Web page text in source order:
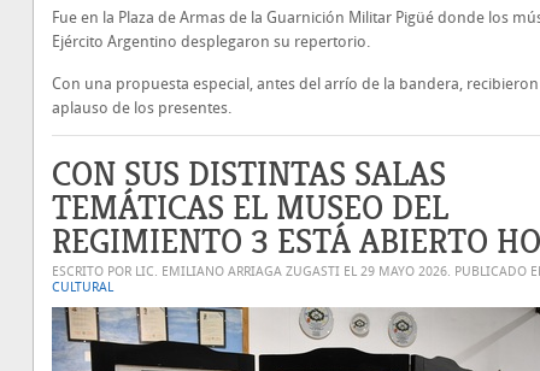
Fue en la Plaza de Armas de la Guarnición Militar Pigüé donde los
Ejército Argentino desplegaron su repertorio.
Con una propuesta especial, antes del arrío de la bandera,
aplauso de los presentes.
CON SUS DISTINTAS SALAS
TEMÁTICAS EL MUSEO DEL
REGIMIENTO 3 ESTÁ ABIERTO
ESCRITO POR LIC. EMILIANO ARRIAGA ZUGASTI EL 29 MAYO 2026. PUBLICADO
CULTURAL